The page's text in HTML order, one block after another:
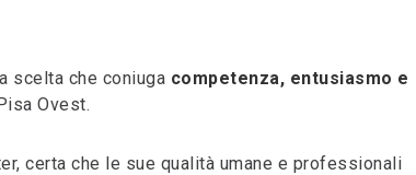
scelta che coniuga competenza, entusiasmo e
Ovest.
certa che le sue qualità umane e professionali